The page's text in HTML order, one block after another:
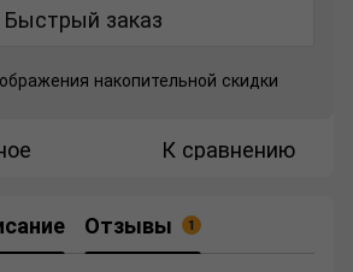
Быстрый заказ
накопительной скидки
К сравнению
Отзывы 1